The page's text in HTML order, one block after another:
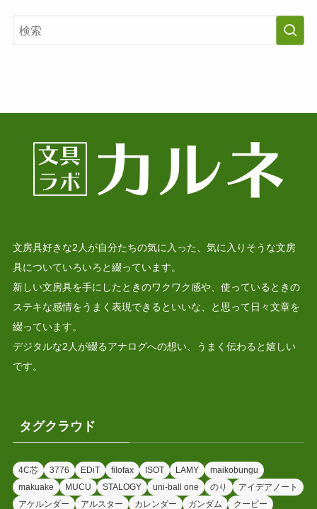
文房具好きな2人が自分たちの気に入った、気に入りそうな文房
具についていろいろと綴っています。
新しい文房具を手にしたときのワクワク感や、使っているときの
ステキな感情をうまく表現できるといいな、と思って日々文章を
綴っています。
デジタルな2人が綴るアナログへの想い、うまく伝わると嬉しい
です。
タグクラウド
4C芯 3776 EDiT filofax ISOT LAMY
maikobungu
makuake
MUCU STALOGY uni-ball one のり
アイデアノート
アケルンダー
アルスター カレンダー ガンダム クーピー